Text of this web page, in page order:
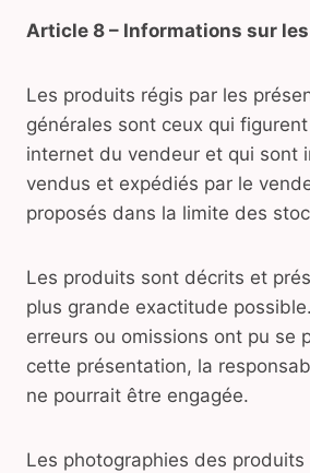
Article 8 – Informations sur
Les produits régis par les
générales sont ceux qui
internet du vendeur et qui sont
vendus et expédiés par le
proposés dans la limite des
Les produits sont décrits et
plus grande exactitude
erreurs ou omissions ont pu se
cette présentation, la
ne pourrait être engagée.
Les photographies des produits